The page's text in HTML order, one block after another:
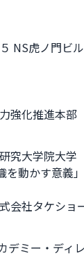
NS虎ノ門ビル
強化推進本
究大学院大
動かす意義
会社タケシ
デミー・デ